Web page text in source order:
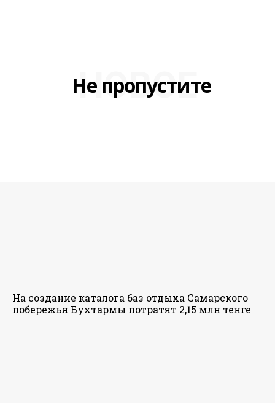
Не пропустите
НОВОЕ
На создание каталога баз отдыха Самарского
побережья Бухтармы потратят 2,15 млн тенге